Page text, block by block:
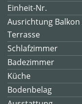
Einheit-Nr.
Ausrichtung
Terrasse
Schlafzimmer
Badezimmer
Küche
Bodenbelag